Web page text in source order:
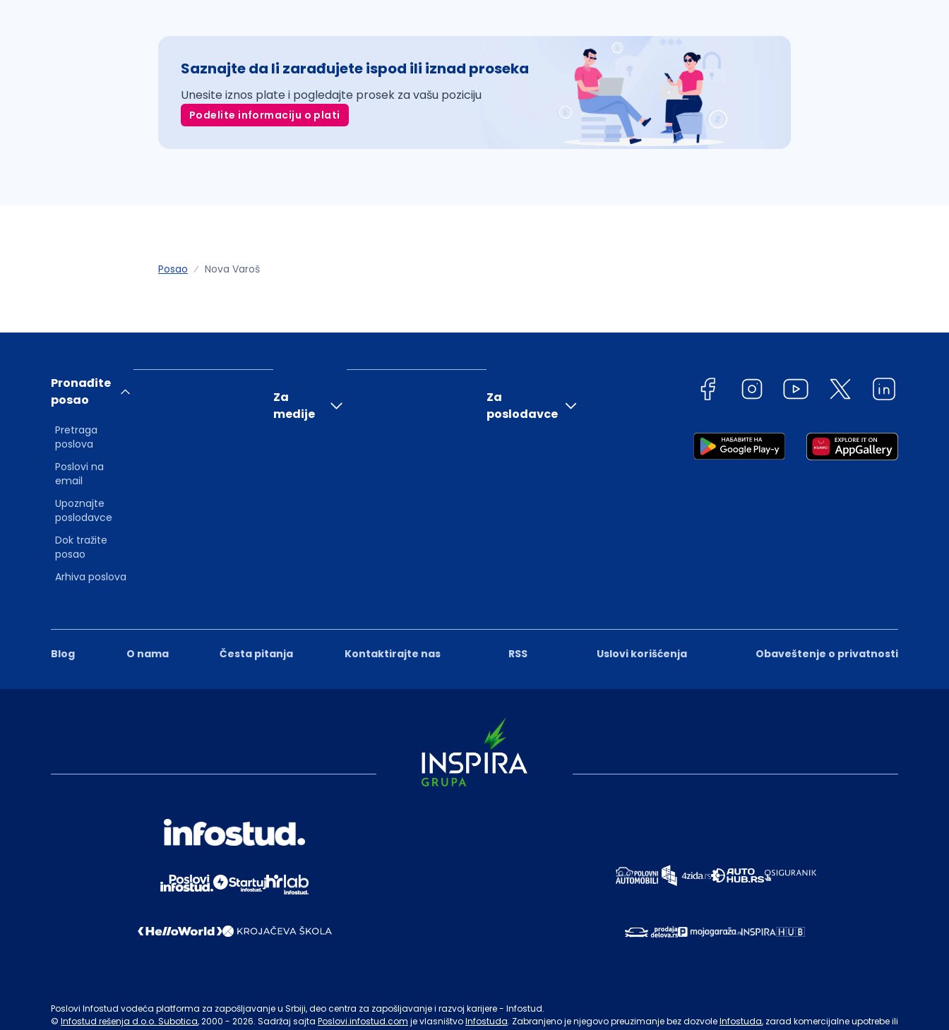
Saznajte da li zarađujete ispod ili iznad proseka
Unesite iznos plate i pogledajte prosek za vašu poziciju
Podelite informaciju o plati
Posao Nova Varoš
Blog O nama Česta pitanja Kontaktirajte nas RSS Uslovi korišćenja Obaveštenje o privatnosti
Pronađite
posao
Pretraga
poslova
Poslovi na
email
Upoznajte
poslodavce
Dok tražite
posao
Arhiva poslova
Za
medije
Za
poslodavce
Poslovi Infostud vodeća platforma za zapošljavanje u Srbiji, deo centra za zapošljavanje i razvoj karijere - Infostud.
© Infostud rešenja d.o.o. Subotica, 2000 - 2026. Sadržaj sajta Poslovi.infostud.com je vlasništvoInfostuda. Zabranjeno je njegovo preuzimanje bez dozvoleInfostuda, zarad komercijalne upotrebe ili